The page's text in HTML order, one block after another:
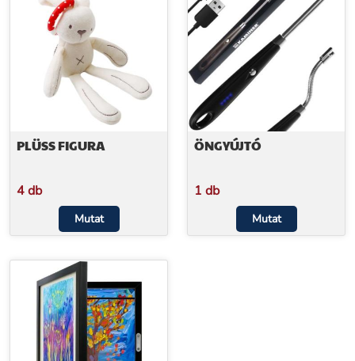
PLÜSS FIGURA
4 db
Mutat
ÖNGYÚJTÓ
1 db
Mutat